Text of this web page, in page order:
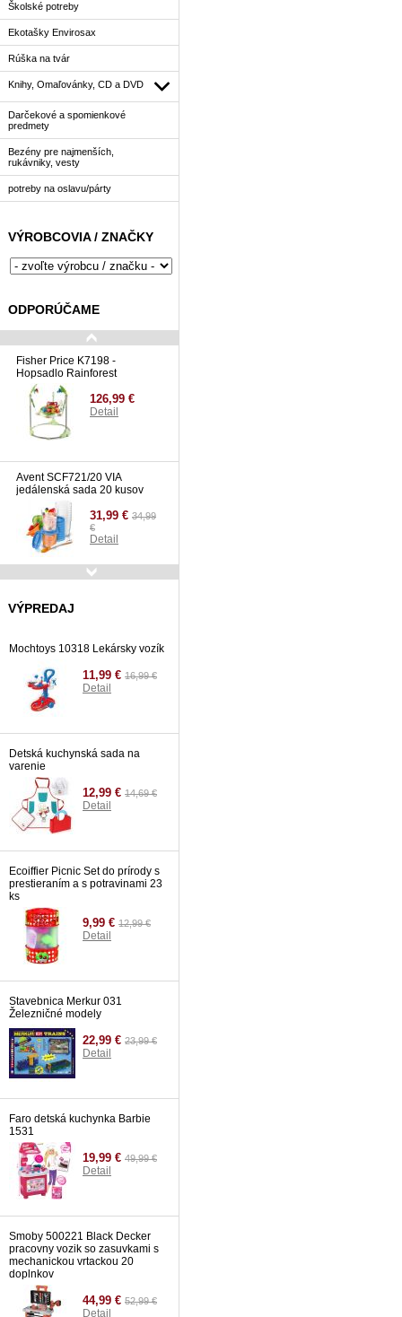
Školské potreby
Ekotašky Envirosax
Rúška na tvár
Knihy, Omaľovánky, CD a DVD
Darčekové a spomienkové
predmety
Bezény pre najmenších,
rukávniky, vesty
potreby na oslavu/párty
VÝROBCOVIA / ZNAČKY
ODPORÚČAME
Fisher Price K7198 -
Hopsadlo Rainforest
126,99 €
Detail
Avent SCF721/20 VIA
jedálenská sada 20 kusov
31,99 € 34,99
€
Detail
popraskané bradavky s
€
Detail
VÝPREDAJ
Mochtoys 10318 Lekársky vozík
11,99 € 16,99 €
Detail
Detská kuchynská sada na
varenie
12,99 € 14,69 €
Detail
Ecoiffier Picnic Set do prírody s
prestieraním a s potravinami 23
ks
9,99 € 12,99 €
Detail
Stavebnica Merkur 031
Železničné modely
22,99 € 23,99 €
Detail
Faro detská kuchynka Barbie
1531
19,99 € 49,99 €
Detail
Smoby 500221 Black Decker
pracovny vozik so zasuvkami s
mechanickou vrtackou 20
doplnkov
44,99 € 52,99 €
Detail